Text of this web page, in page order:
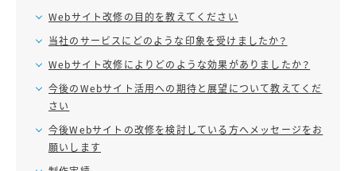
Webサイト改修の目的を教えてください
当社のサービスにどのような印象を受けましたか？
Webサイト改修によりどのような効果がありましたか？
今後のWebサイト活用への期待と展望について教えてくだ
さい
今後Webサイトの改修を検討している方へメッセージをお
願いします